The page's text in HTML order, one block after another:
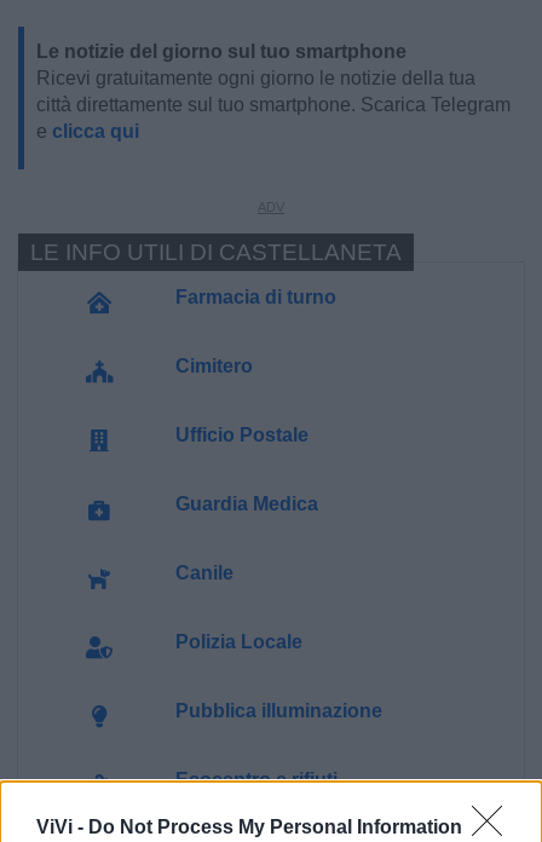
ViVi - Do Not Process My Personal Information
Le notizie del giorno sul tuo smartphone
Ricevi gratuitamente ogni giorno le notizie della tua
città direttamente sul tuo smartphone. Scarica Telegram
e clicca qui
Farmacia di turno
Cimitero
Ufficio Postale
Guardia Medica
Canile
Polizia Locale
Pubblica illuminazione
Ecocentro e rifiuti
LE INFO UTILI DI CASTELLANETA